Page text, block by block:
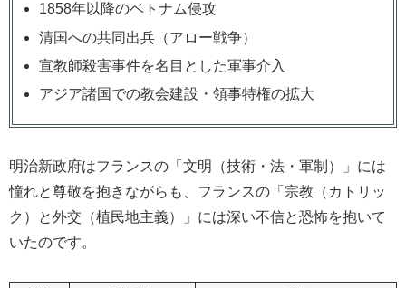
1858年以降のベトナム侵攻
清国への共同出兵（アロー戦争）
宣教師殺害事件を名目とした軍事介入
アジア諸国での教会建設・領事特権の拡大
明治新政府はフランスの「文明（技術・法・軍制）」には
憧れと尊敬を抱きながらも、フランスの「宗教（カトリッ
ク）と外交（植民地主義）」には深い不信と恐怖を抱いて
いたのです。